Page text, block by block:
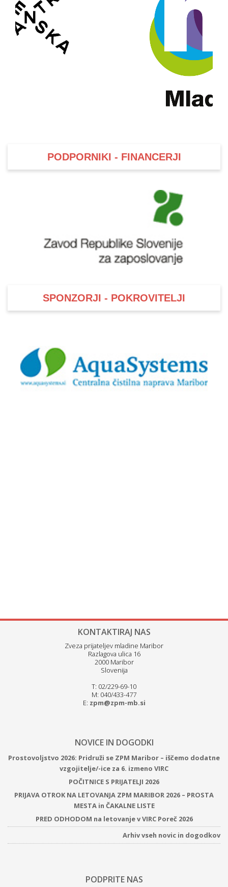
PODPORNIKI - FINANCERJI
SPONZORJI - POKROVITELJI
KONTAKTIRAJ NAS
Zveza prijateljev mladine Maribor
Razlagova ulica 16
2000 Maribor
Slovenija
T: 02/229-69-10
M: 040/433-477
E: zpm@zpm-mb.si
NOVICE IN DOGODKI
Prostovoljstvo 2026: Pridruži se ZPM Maribor – iščemo dodatne
vzgojitelje/-ice za 6. izmeno VIRC
POČITNICE S PRIJATELJI 2026
PRIJAVA OTROK NA LETOVANJA ZPM MARIBOR 2026 – PROSTA
MESTA in ČAKALNE LISTE
PRED ODHODOM na letovanje v VIRC Poreč 2026
Arhiv vseh novic in dogodkov
PODPRITE NAS